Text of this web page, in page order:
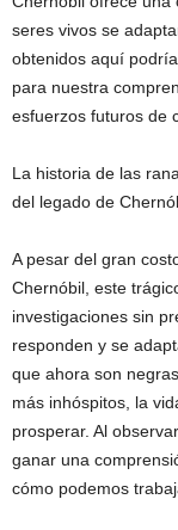
seres vivos se
obtenidos aquí
para nuestra
esfuerzos futuros de
La historia de las
del legado de
A pesar del gran
Chernóbil, este
investigaciones sin
responden y se
que ahora son
más inhóspitos, la
prosperar. Al
ganar una
cómo podemos